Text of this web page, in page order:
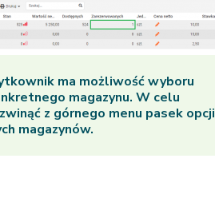
ma możliwość wyboru
magazynu. W celu
z górnego menu pasek opcji
magazynów.